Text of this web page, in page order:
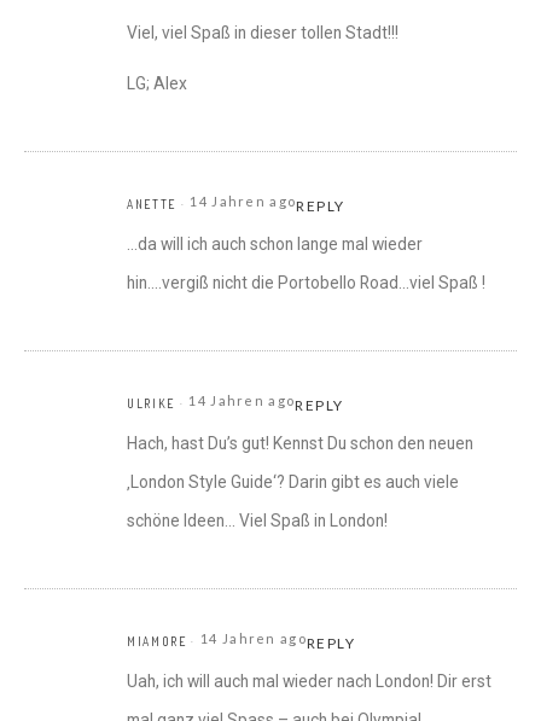
Viel, viel Spaß in dieser tollen Stadt!!!
LG; Alex
ANETTE 14 Jahren agoREPLY
…da will ich auch schon lange mal wieder
hin….vergiß nicht die Portobello Road…viel Spaß !
ULRIKE 14 Jahren agoREPLY
Hach, hast Du’s gut! Kennst Du schon den neuen
‚London Style Guide‘? Darin gibt es auch viele
schöne Ideen… Viel Spaß in London!
MIAMORE 14 Jahren agoREPLY
Uah, ich will auch mal wieder nach London! Dir erst